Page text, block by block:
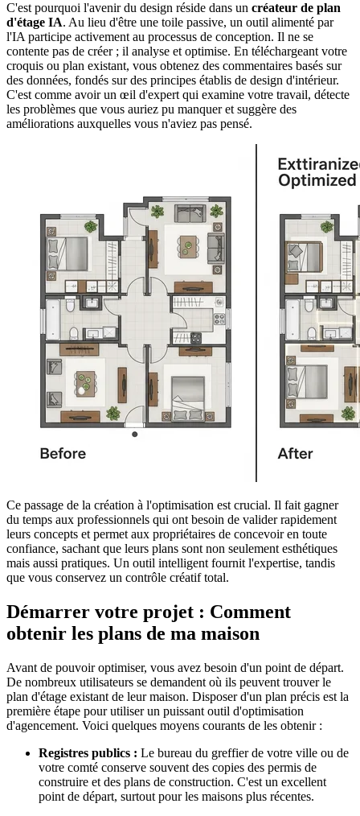
C'est pourquoi l'avenir du design réside dans un créateur de plan
d'étage IA. Au lieu d'être une toile passive, un outil alimenté par
l'IA participe activement au processus de conception. Il ne se
contente pas de créer ; il analyse et optimise. En téléchargeant votre
croquis ou plan existant, vous obtenez des commentaires basés sur
des données, fondés sur des principes établis de design d'intérieur.
C'est comme avoir un œil d'expert qui examine votre travail, détecte
les problèmes que vous auriez pu manquer et suggère des
améliorations auxquelles vous n'aviez pas pensé.
Ce passage de la création à l'optimisation est crucial. Il fait gagner
du temps aux professionnels qui ont besoin de valider rapidement
leurs concepts et permet aux propriétaires de concevoir en toute
confiance, sachant que leurs plans sont non seulement esthétiques
mais aussi pratiques. Un outil intelligent fournit l'expertise, tandis
que vous conservez un contrôle créatif total.
Démarrer votre projet : Comment
obtenir les plans de ma maison
Avant de pouvoir optimiser, vous avez besoin d'un point de départ.
De nombreux utilisateurs se demandent où ils peuvent trouver le
plan d'étage existant de leur maison. Disposer d'un plan précis est la
première étape pour utiliser un puissant outil d'optimisation
d'agencement. Voici quelques moyens courants de les obtenir :
Registres publics : Le bureau du greffier de votre ville ou de
votre comté conserve souvent des copies des permis de
construire et des plans de construction. C'est un excellent
point de départ, surtout pour les maisons plus récentes.